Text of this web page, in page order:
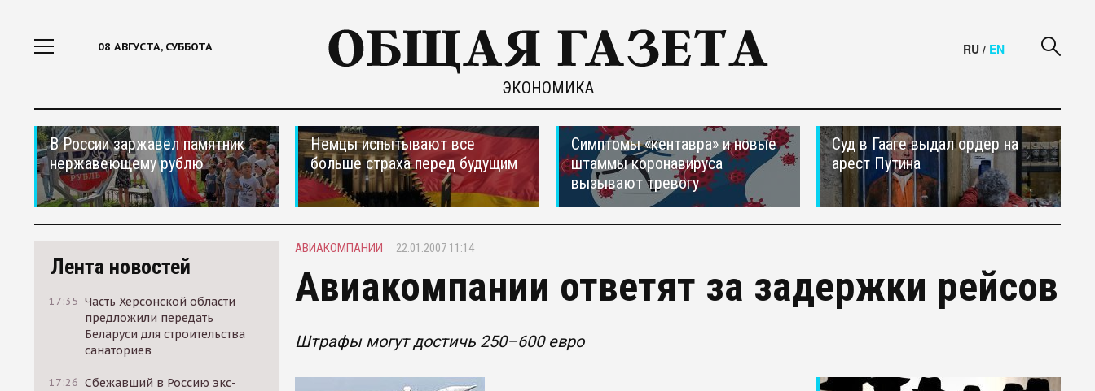
08 АВГУСТА, СУББОТА
ЭКОНОМИКА
RU / EN
В России заржавел памятник
нержавеющему рублю
Немцы испытывают все
больше страха перед будущим
Симптомы «кентавра» и новые
штаммы коронавируса
вызывают тревогу
Суд в Гааге выдал ордер на
арест Путина
Лента новостей
17:35 Часть Херсонской области
предложили передать
Беларуси для строительства
санаториев
17:26 Сбежавший в Россию экс-
АВИАКОМПАНИИ 22.01.2007 11:14
Авиакомпании ответят за задержки рейсов
Штрафы могут достичь 250–600 евро